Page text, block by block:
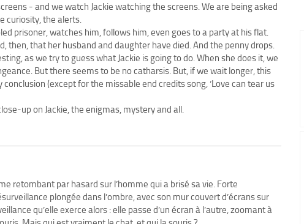
- and we watch Jackie watching the screens. We are being asked
curiosity, the alerts.
prisoner, watches him, follows him, even goes to a party at his flat.
then, that her husband and daughter have died. And the penny drops.
as we try to guess what Jackie is going to do. When she does it, we
But there seems to be no catharsis. But, if we wait longer, this
(except for the missable end credits song, ‘Love can tear us
up on Jackie, the enigmas, mystery and all.
retombant par hasard sur l’homme qui a brisé sa vie. Forte
plongée dans l’ombre, avec son mur couvert d’écrans sur
qu’elle exerce alors : elle passe d’un écran à l’autre, zoomant à